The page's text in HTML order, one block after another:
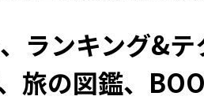
ランキング&テ
旅の図鑑、